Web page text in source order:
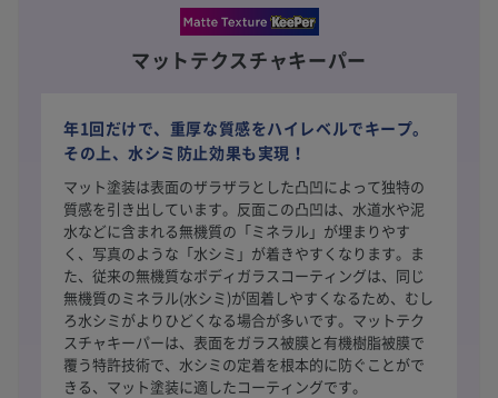
マットテクスチャキーパー
年1回だけで、重厚な質感をハイレベルでキープ。
その上、水シミ防止効果も実現！
マット塗装は表面のザラザラとした凸凹によって独特の
質感を引き出しています。反面この凸凹は、水道水や泥
水などに含まれる無機質の「ミネラル」が埋まりやす
く、写真のような「水シミ」が着きやすくなります。ま
た、従来の無機質なボディガラスコーティングは、同じ
無機質のミネラル(水シミ)が固着しやすくなるため、むし
ろ水シミがよりひどくなる場合が多いです。マットテク
スチャキーパーは、表面をガラス被膜と有機樹脂被膜で
覆う特許技術で、水シミの定着を根本的に防ぐことがで
きる、マット塗装に適したコーティングです。